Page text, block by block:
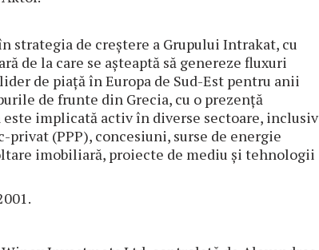
strategia de creştere a Grupului Intrakat, cu
de la care se aşteaptă să genereze fluxuri
de piaţă în Europa de Sud-Est pentru anii
de frunte din Grecia, cu o prezenţă
implicată activ în diverse sectoare, inclusiv
(PPP), concesiuni, surse de energie
imobiliară, proiecte de mediu şi tehnologii